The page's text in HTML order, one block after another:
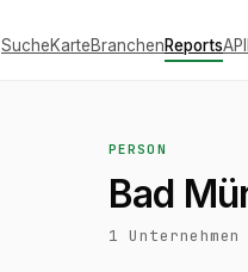
SucheKarteBranchenReportsAPI
PERSON
Bad
1 Unternehmen